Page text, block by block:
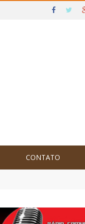
CONTATO